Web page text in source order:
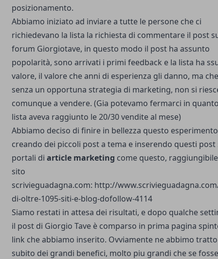
posizionamento.
Abbiamo iniziato ad inviare a tutte le persone che ci
richiedevano la lista la richiesta di commentare il post
forum Giorgiotave, in questo modo il post ha assunto
popolarità, sono arrivati i primi feedback e la lista ha
valore, il valore che anni di esperienza gli danno, ma
senza un opportuna strategia di marketing, non si
comunque a vendere. (Gia potevamo fermarci in
lista aveva raggiunto le 20/30 vendite al mese)
Abbiamo deciso di finire in bellezza questo esperimento
creando dei piccoli post a tema e inserendo questi post
portali di article marketing come questo,
sito
scrivieguadagna.com: http://
di-oltre-1095-siti-e-blog-dofollow-4114
Siamo restati in attesa dei risultati, e dopo qualche
il post di Giorgio Tave è comparso in prima pagina
link che abbiamo inserito. Ovviamente ne abbimo tratto
subito dei grandi benefici, molto piu grandi che se fosse